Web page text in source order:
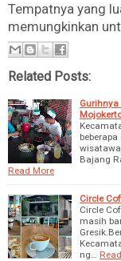
Tempatnya yang
memungkinkan
Related Posts:
Bajang
Read More
Circle
Circle
masih
ng…